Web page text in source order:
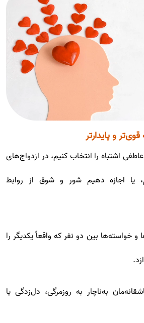
و پایدارتر
اشتباه را انتخاب کنیم، در ازدواج‌های
یا اجازه دهیم شور و شوق از روابط
و خواسته‌ها بین دو نفر که واقعاً یکدیگر را
به‌ناچار به روزمرگی، دل‌زدگی یا